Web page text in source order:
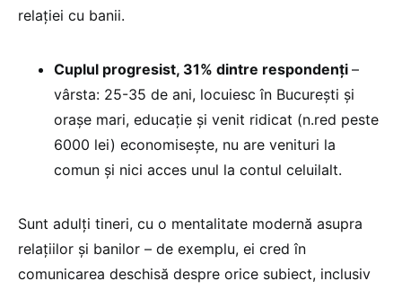
relației cu banii.
Cuplul progresist, 31% dintre respondenți –
vârsta: 25-35 de ani, locuiesc în București și
orașe mari, educație și venit ridicat (n.red peste
6000 lei) economisește, nu are venituri la
comun și nici acces unul la contul celuilalt.
Sunt adulți tineri, cu o mentalitate modernă asupra
relațiilor și banilor – de exemplu, ei cred în
comunicarea deschisă despre orice subiect, inclusiv